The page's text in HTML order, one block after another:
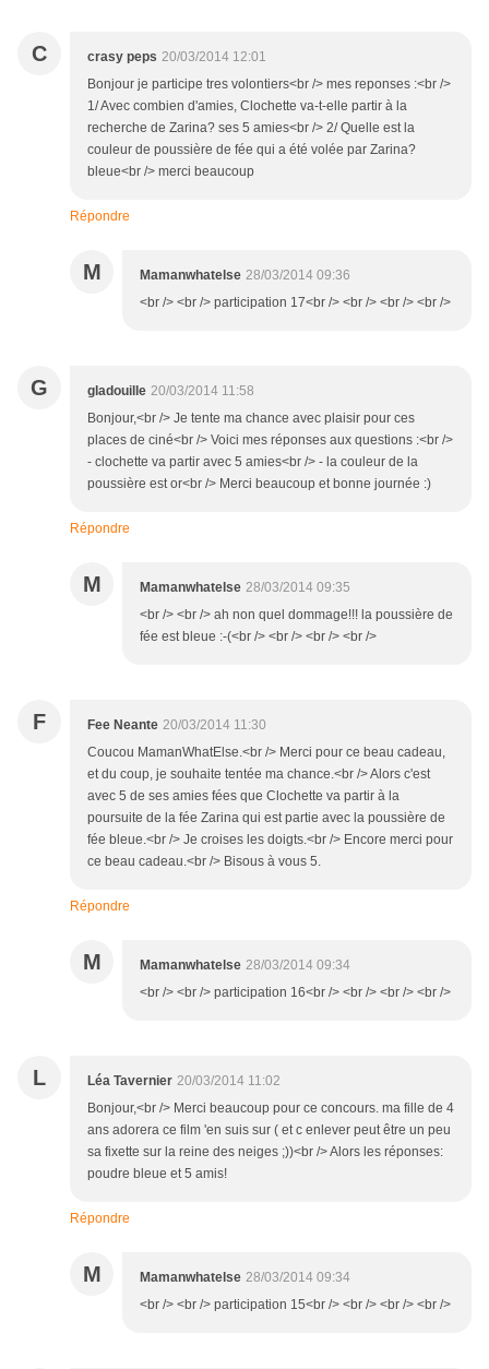
C crasy peps 20/03/2014 12:01
Bonjour je participe tres volontiers<br /> mes reponses :<br />
1/ Avec combien d'amies, Clochette va-t-elle partir à la
recherche de Zarina? ses 5 amies<br /> 2/ Quelle est la
couleur de poussière de fée qui a été volée par Zarina?
bleue<br /> merci beaucoup
Répondre
M Mamanwhatelse 28/03/2014 09:36
<br /> <br /> participation 17<br /> <br /> <br /> <br />
G gladouille 20/03/2014 11:58
Bonjour,<br /> Je tente ma chance avec plaisir pour ces
places de ciné<br /> Voici mes réponses aux questions :<br />
- clochette va partir avec 5 amies<br /> - la couleur de la
poussière est or<br /> Merci beaucoup et bonne journée :)
Répondre
M Mamanwhatelse 28/03/2014 09:35
<br /> <br /> ah non quel dommage!!! la poussière de
fée est bleue :-(<br /> <br /> <br /> <br />
F Fee Neante 20/03/2014 11:30
Coucou MamanWhatElse.<br /> Merci pour ce beau cadeau,
et du coup, je souhaite tentée ma chance.<br /> Alors c'est
avec 5 de ses amies fées que Clochette va partir à la
poursuite de la fée Zarina qui est partie avec la poussière de
fée bleue.<br /> Je croises les doigts.<br /> Encore merci pour
ce beau cadeau.<br /> Bisous à vous 5.
Répondre
M Mamanwhatelse 28/03/2014 09:34
<br /> <br /> participation 16<br /> <br /> <br /> <br />
L Léa Tavernier 20/03/2014 11:02
Bonjour,<br /> Merci beaucoup pour ce concours. ma fille de 4
ans adorera ce film 'en suis sur ( et c enlever peut être un peu
sa fixette sur la reine des neiges ;))<br /> Alors les réponses:
poudre bleue et 5 amis!
Répondre
M Mamanwhatelse 28/03/2014 09:34
<br /> <br /> participation 15<br /> <br /> <br /> <br />